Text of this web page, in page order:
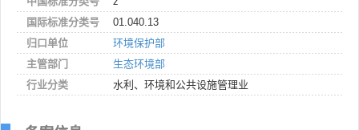
国际标准分类号
01.040.13
归口单位
环境保护部
主管部门
生态环境部
行业分类
水利、环境和公共设施管理业